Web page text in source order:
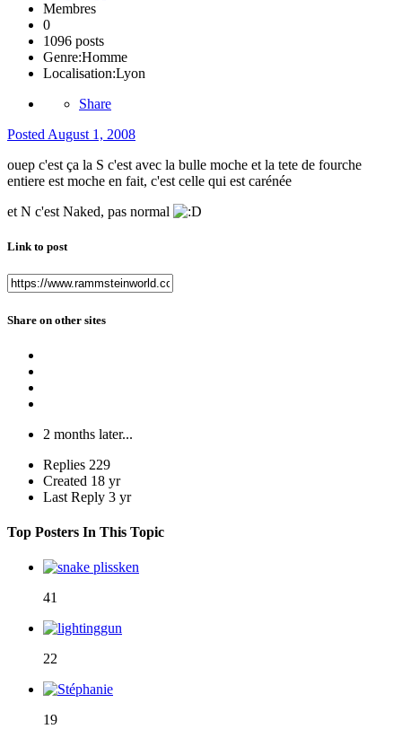
Membres
0
1096 posts
Genre:Homme
Localisation:Lyon
Share
Posted August 1, 2008
ouep c'est ça la S c'est avec la bulle moche et la tete de fourche
entiere est moche en fait, c'est celle qui est carénée
et N c'est Naked, pas normal
Link to post
Share on other sites
2 months later...
Replies 229
Created 18 yr
Last Reply 3 yr
Top Posters In This Topic
41
22
19